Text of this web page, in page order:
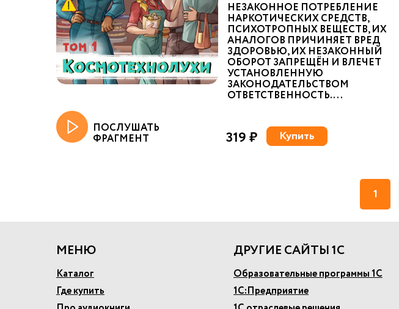
НЕЗАКОННОЕ ПОТРЕБЛЕНИЕ
НАРКОТИЧЕСКИХ СРЕДСТВ,
ПСИХОТРОПНЫХ ВЕЩЕСТВ, ИХ
АНАЛОГОВ ПРИЧИНЯЕТ ВРЕД
ЗДОРОВЬЮ, ИХ НЕЗАКОННЫЙ
ОБОРОТ ЗАПРЕЩЁН И ВЛЕЧЕТ
УСТАНОВЛЕННУЮ
ЗАКОНОДАТЕЛЬСТВОМ
ОТВЕТСТВЕННОСТЬ. ...
ПОСЛУШАТЬ
ФРАГМЕНТ 319 ₽ Купить
1
МЕНЮ
Каталог
Где купить
ДРУГИЕ САЙТЫ 1С
Образовательные программы 1С
1С:Предприятие